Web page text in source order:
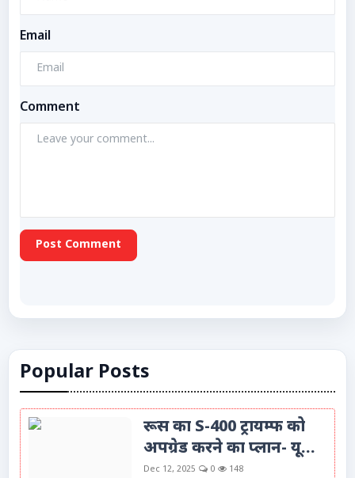
Email
Comment
Post Comment
Popular Posts
रूस का S-400 ट्रायम्फ को
अपग्रेड करने का प्लान- यू...
Dec 12, 2025 0 148